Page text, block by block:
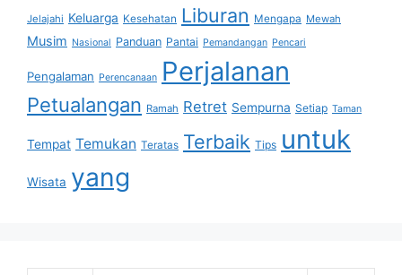
Jelajahi Keluarga Kesehatan Liburan Mengapa Mewah
Musim Nasional Panduan Pantai Pemandangan Pencari
Pengalaman Perencanaan Perjalanan
Petualangan Ramah Retret Sempurna Setiap Taman
Tempat Temukan Teratas Terbaik Tips untuk
Wisata yang